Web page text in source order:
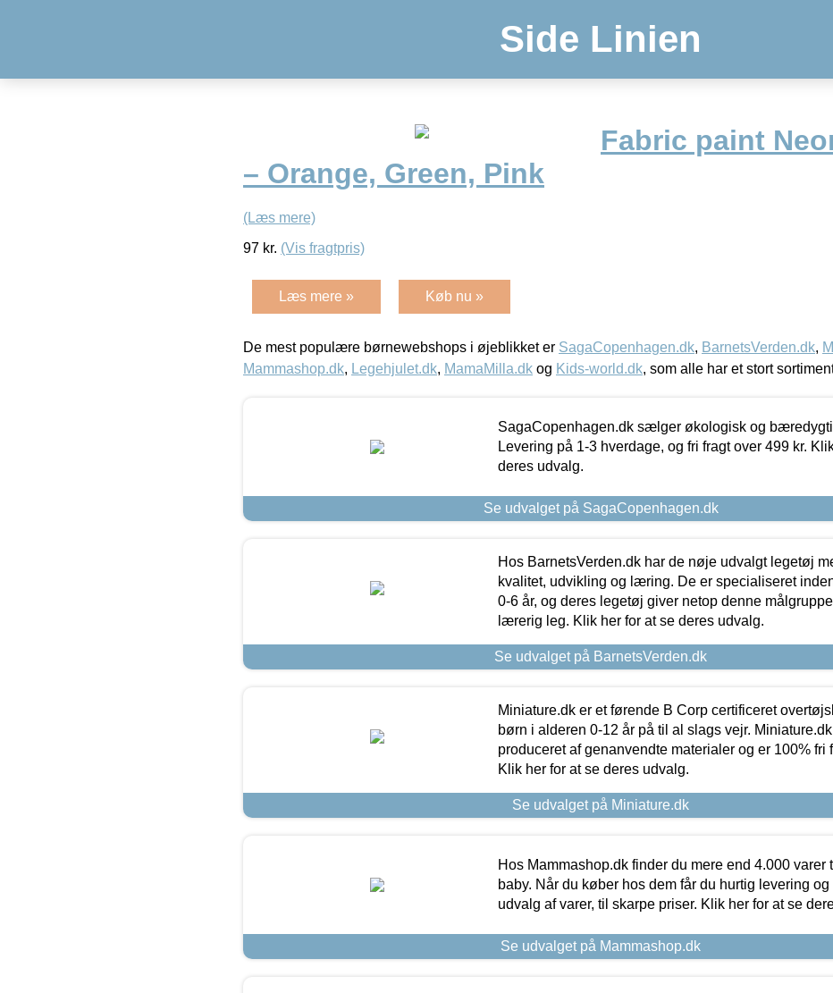
Side Linien
Fabric paint
– Orange, Green, Pink
(Læs mere)
97 kr. (Vis fragtpris)
Læs mere » Køb nu »
De mest populære børnewebshops i øjeblikket er SagaCopenhagen.dk, BarnetsVerden.dk,
Mammashop.dk, Legehjulet.dk, MamaMilla.dk og Kids-world.dk, som alle har et stort
SagaCopenhagen.dk sælger økologisk og
Levering på 1-3 hverdage, og fri fragt over 499 kr.
deres udvalg.
Se udvalget på SagaCopenhagen.dk
Hos BarnetsVerden.dk har de nøje udvalgt legetøj
kvalitet, udvikling og læring. De er specialiseret
0-6 år, og deres legetøj giver netop denne
lærerig leg. Klik her for at se deres udvalg.
Se udvalget på BarnetsVerden.dk
Miniature.dk er et førende B Corp certificeret
børn i alderen 0-12 år på til al slags vejr.
produceret af genanvendte materialer og er 100% fri
Klik her for at se deres udvalg.
Se udvalget på Miniature.dk
Hos Mammashop.dk finder du mere end 4.000 varer
baby. Når du køber hos dem får du hurtig levering
udvalg af varer, til skarpe priser. Klik her for at se
Se udvalget på Mammashop.dk